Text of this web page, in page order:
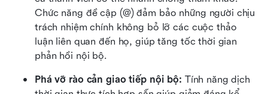
Chức năng đề cập (@) đảm bảo những người chịu
trách nhiệm chính không bỏ lỡ các cuộc thảo
luận liên quan đến họ, giúp tăng tốc thời gian
phản hồi nội bộ.
Phá vỡ rào cản giao tiếp nội bộ: Tính năng dịch